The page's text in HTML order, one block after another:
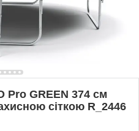
Pro GREEN 374 см
сіткою R_2446